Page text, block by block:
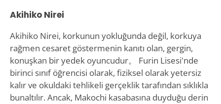
Akihiko Nirei
Akihiko Nirei, korkunun yokluğunda değil, korkuya
rağmen cesaret göstermenin kanıtı olan, gergin,
konuşkan bir yedek oyuncudur。 Furin Lisesi'nde
birinci sınıf öğrencisi olarak, fiziksel olarak yetersiz
kalır ve okuldaki tehlikeli gerçeklik tarafından sıklıkla
bunaltılır. Ancak, Makochi kasabasına duyduğu derin